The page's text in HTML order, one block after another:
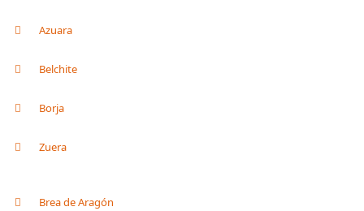
Azuara
Belchite
Borja
Zuera
Brea de Aragón